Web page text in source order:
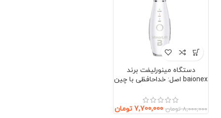
دستگاه مینورلیفت برند
baionex اصل: خداحافظی با چین
گردن)
8,000,000 تومان 7,700,000 تومان